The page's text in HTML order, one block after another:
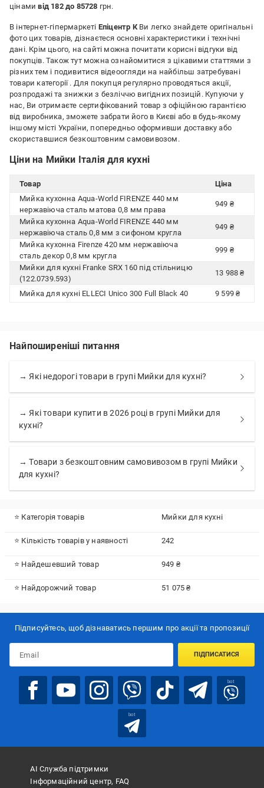
цінамивід 182 до 85728 грн.
В інтернет-гіпермаркеті Епіцентр КВи легко знайдете оригінальні
фото цих товарів, дізнаєтеся основні характеристики і технічні
дані. Крім цього, на сайті можна почитати корисні відгуки від
покупців. Також тут можна ознайомитися з цікавими статтями з
різних тем і подивитися відеоогляди на найбільш затребувані
товари категорії . Для покупця регулярно проводяться акції,
розпродажі та знижки з безліччю вигідних позицій. Купуючи у
нас, Ви отримаєте сертифікований товар з офіційною гарантією
від виробника, зможете забрати його в Києві або в будь-якому
іншому місті України, попередньо оформивши доставку або
скориставшися безкоштовним самовивозом.
Ціни на Мийки Італія для кухні
Товар
Ціна
Мийка кухонна Aqua-World FIRENZE 440 мм
нержавіюча сталь матова 0,8 мм права
949 ₴
Мийка кухонна Aqua-World FIRENZE 440 мм
нержавіюча сталь 0,8 мм з сифоном кругла
949 ₴
Мийка кухонна Firenze 420 мм нержавіюча
сталь декор 0,8 мм кругла
999 ₴
Мийки для кухні Franke SRX 160 під стільницю
(122.0739.593)
13 988 ₴
Мийка для кухні ELLECI Unico 300 Full Black 40 9 599 ₴
Найпоширеніші питання
→ Які недорогі товари в групі Мийки для кухні?
→ Які товари купити в 2026 році в групі Мийки для
кухні?
→ Товари з безкоштовним самовивозом в групі Мийки
для кухні?
⭐ Категорія товарів Мийки для кухні
⭐ Кількість товарів у наявності 242
⭐ Найдешевший товар 949 ₴
⭐ Найдорожчий товар 51 075 ₴
Підписуйтесь, щоб дізнаватись першим про акції та пропозиції
ПІДПИСАТИСЯ
bot
bot
АІ Служба підтримки
Інформаційний центр, FAQ